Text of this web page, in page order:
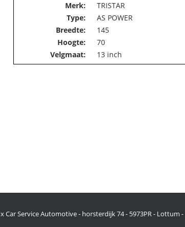
Merk: TRISTAR
Type:
AS POWER
Breedte:
145
Hoogte:
70
Velgmaat:
13 inch
Car Service Automotive - horsterdijk 74 - 5973PR - Lottum -